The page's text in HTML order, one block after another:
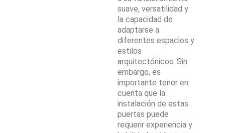
suave, versatilidad y
la capacidad de
adaptarse a
diferentes espacios y
estilos
arquitectónicos. Sin
embargo, es
importante tener en
cuenta que la
instalación de estas
puertas puede
requerir experiencia y